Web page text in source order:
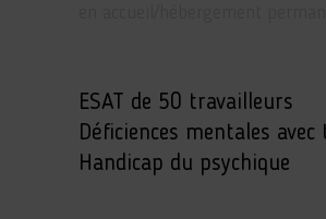
ESAT de 50 travailleurs
Déficiences mentales
Handicap du psychique